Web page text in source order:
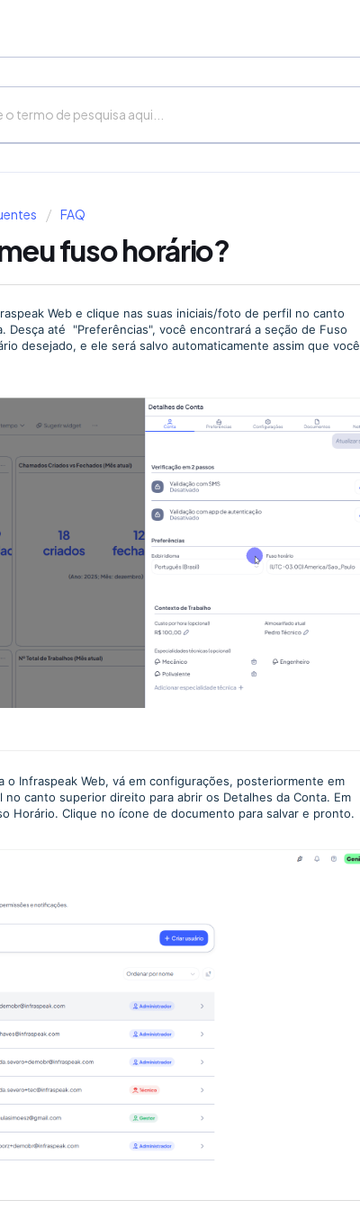
FAQ
fuso horário?
Web e clique nas suas iniciais/foto de perfil no canto
Desça até "Preferências", você encontrará a seção de Fuso
desejado, e ele será salvo automaticamente assim que você
Infraspeak Web, vá em configurações, posteriormente em
canto superior direito para abrir os Detalhes da Conta. Em
Horário. Clique no ícone de documento para salvar e pronto.